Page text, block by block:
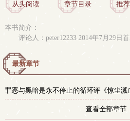
从头阅读 章节目录 推
本书简介：
评论人：peter12233 2014年7月29日
最新章节
罪恶与黑暗是永不停止的循环评《惊尘溅
查看全部章节